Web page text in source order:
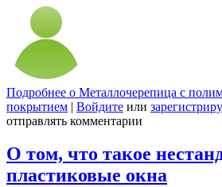
Подробнее о Металлочерепица с
покрытием | Войдите или
отправлять комментарии
О том, что такое
пластиковые окна